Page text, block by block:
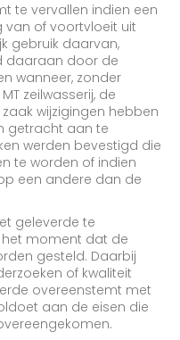
te vervallen indien een
of voortvloeit uit
gebruik daarvan,
daaraan door de
wanneer, zonder
zeilwasserij, de
wijzigingen hebben
getracht aan te
werden bevestigd die
te worden of indien
een andere dan de
geleverde te
het moment dat de
gesteld. Daarbij
of kwaliteit
overeenstemt met
aan de eisen die